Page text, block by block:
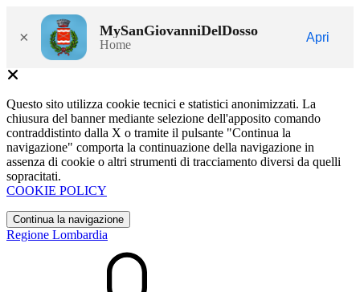
× MySanGiovanniDelDosso
Home
Apri
Questo sito utilizza cookie tecnici e statistici anonimizzati. La
chiusura del banner mediante selezione dell'apposito comando
contraddistinto dalla X o tramite il pulsante "Continua la
navigazione" comporta la continuazione della navigazione in
assenza di cookie o altri strumenti di tracciamento diversi da quelli
sopracitati.
COOKIE POLICY
Continua la navigazione
Regione Lombardia